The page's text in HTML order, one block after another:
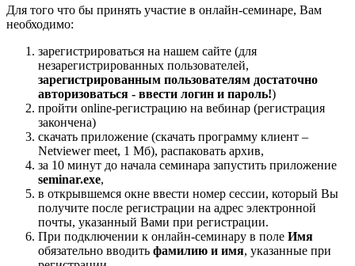
Для того что бы принять участие в онлайн-семинаре, Вам
необходимо:
зарегистрироваться на нашем сайте (для
незарегистрированных пользователей,
зарегистрированным пользователям достаточно
авторизоваться - ввести логин и пароль!)
пройти online-регистрацию на вебинар (регистрация
закончена)
скачать приложение (скачать программу клиент –
Netviewer meet, 1 Мб), распаковать архив,
за 10 минут до начала семинара запустить приложение
seminar.exe,
в открывшемся окне ввести номер сессии, который Вы
получите после регистрации на адрес электронной
почты, указанный Вами при регистрации.
При подключении к онлайн-семинару в поле Имя
обязательно вводить фамилию и имя, указанные при